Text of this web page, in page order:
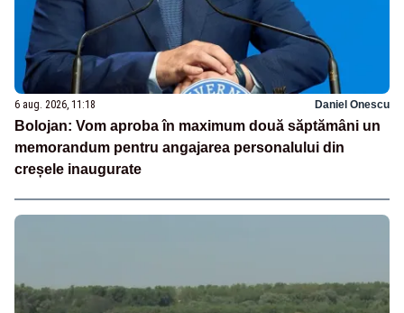
6 aug. 2026, 11:18 Daniel Onescu
Bolojan: Vom aproba în maximum două săptămâni un
memorandum pentru angajarea personalului din
creșele inaugurate